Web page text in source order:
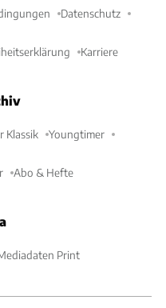
Datenschutz
Karriere
Klassik Youngtimer
Abo & Hefte
Print